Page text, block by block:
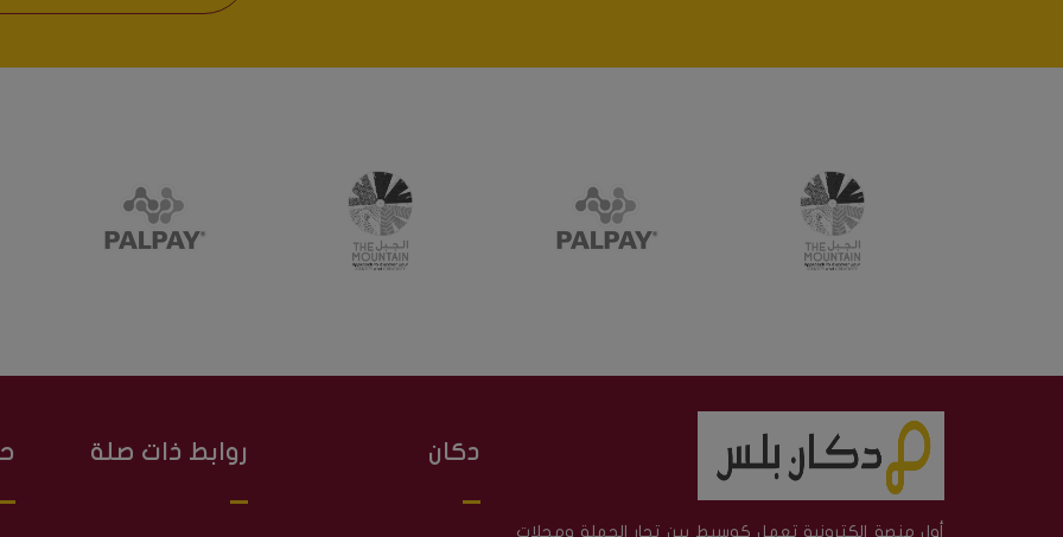
أول منصة الكترونية تعمل كوسيط بين تجار الجملة ومحلات
دكان روابط ذات صلة